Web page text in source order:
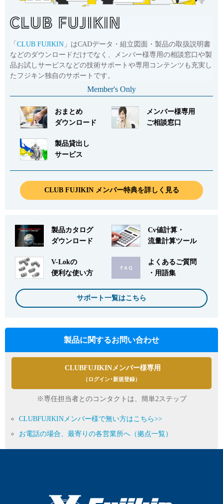
「 CLUB FUJIKIN 」はCADデータ・組立図面・製品の取扱説明書
などのダウンロードだけでなく、メンバー様専用の相談窓口や製
品お試しサービスなどの技術サポートや専用コンテンツも充実し
たフジキン独自のサポートです。
Member's Only
おまとめ
ダウンロード
メンバー様専用
ご相談窓口
製品貸出し
サービス
CLUB FUJIKIN メンバー特典を詳しく見る
製品カタログ
ダウンロード
Cv値計算・
流量計算ツール
V-Lokの
便利な使い方
よくあるご質問
・用語集
サポート一覧はこちら
製品に関するお問い合わせ
CLUBFUJIKINメンバー様専用
（ログイン･新規登録）
※専任担当者とのコンタクトは、簡単2ステップ
CLUBFUJIKINメンバー様で無い方はこちら>>
お電話の場合、最寄りの各営業所へ（拠点一覧）